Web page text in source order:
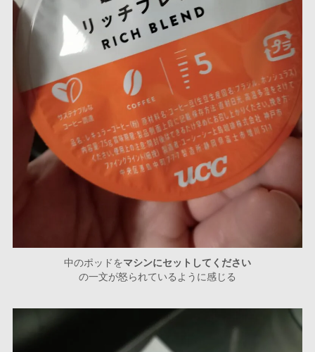
中のポッドをマシンにセットしてください
の一文が怒られているように感じる